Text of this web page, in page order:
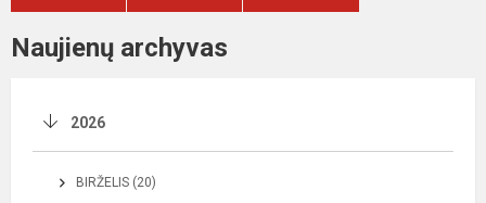
Naujienų archyvas
2026
BIRŽELIS (20)